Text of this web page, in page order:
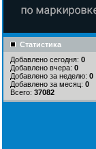
Статистика
Добавлено сегодня: 0
Добавлено вчера: 0
Добавлено за неделю: 0
Добавлено за месяц: 0
Всего: 37082